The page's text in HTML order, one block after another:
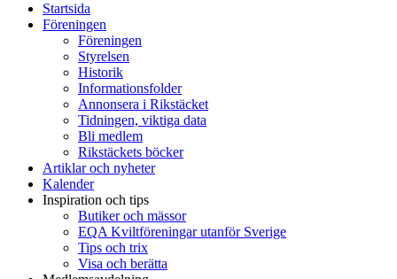
Startsida
Föreningen
Föreningen
Styrelsen
Historik
Informationsfolder
Annonsera i Rikstäcket
Tidningen, viktiga data
Bli medlem
Rikstäckets böcker
Artiklar och nyheter
Kalender
Inspiration och tips
Butiker och mässor
EQA Kviltföreningar utanför Sverige
Tips och trix
Visa och berätta